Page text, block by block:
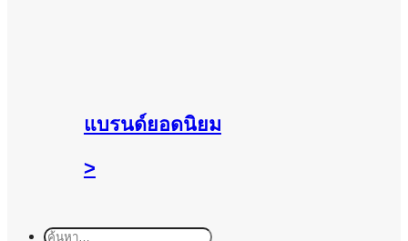
แบรนด์ยอดนิยม
>
ค้นหา: